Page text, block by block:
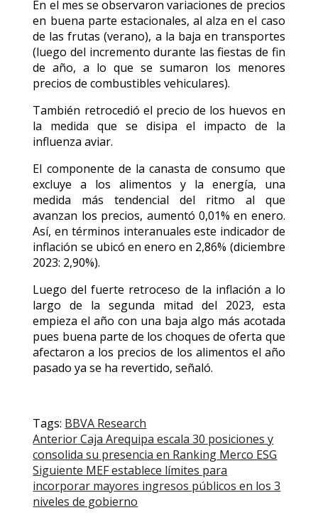
En el mes se observaron variaciones de precios
en buena parte estacionales, al alza en el caso
de las frutas (verano), a la baja en transportes
(luego del incremento durante las fiestas de fin
de año, a lo que se sumaron los menores
precios de combustibles vehiculares).
También retrocedió el precio de los huevos en
la medida que se disipa el impacto de la
influenza aviar.
El componente de la canasta de consumo que
excluye a los alimentos y la energía, una
medida más tendencial del ritmo al que
avanzan los precios, aumentó 0,01% en enero.
Así, en términos interanuales este indicador de
inflación se ubicó en enero en 2,86% (diciembre
2023: 2,90%).
Luego del fuerte retroceso de la inflación a lo
largo de la segunda mitad del 2023, esta
empieza el año con una baja algo más acotada
pues buena parte de los choques de oferta que
afectaron a los precios de los alimentos el año
pasado ya se ha revertido, señaló.
Tags: BBVA Research
Post
navigation
AnteriorCaja Arequipa escala 30 posiciones y
consolida su presencia en Ranking Merco ESG
Siguiente MEF establece límites para
incorporar mayores ingresos públicos en los 3
niveles de gobierno